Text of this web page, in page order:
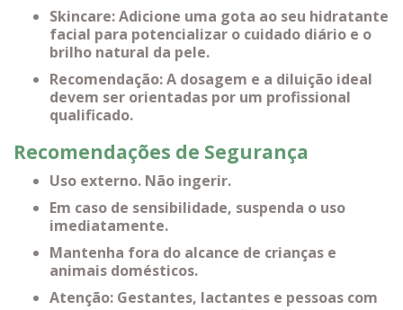
Skincare: Adicione uma gota ao seu hidratante
facial para potencializar o cuidado diário e o
brilho natural da pele.
Recomendação: A dosagem e a diluição ideal
devem ser orientadas por um profissional
qualificado.
Recomendações de Segurança
Uso externo. Não ingerir.
Em caso de sensibilidade, suspenda o uso
imediatamente.
Mantenha fora do alcance de crianças e
animais domésticos.
Atenção: Gestantes, lactantes e pessoas com